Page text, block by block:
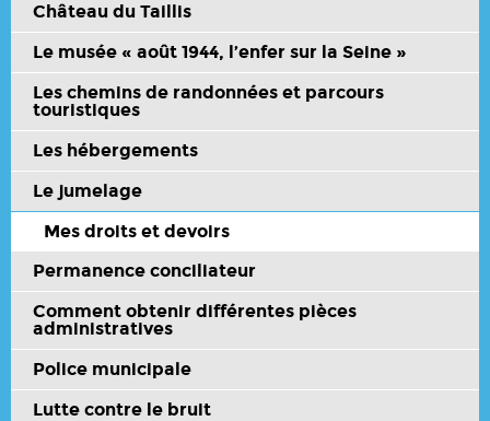
Château du Taillis
Le musée « août 1944, l’enfer sur la Seine »
Les chemins de randonnées et parcours
touristiques
Les hébergements
Le jumelage
Mes droits et devoirs
Permanence conciliateur
Comment obtenir différentes pièces
administratives
Police municipale
Lutte contre le bruit